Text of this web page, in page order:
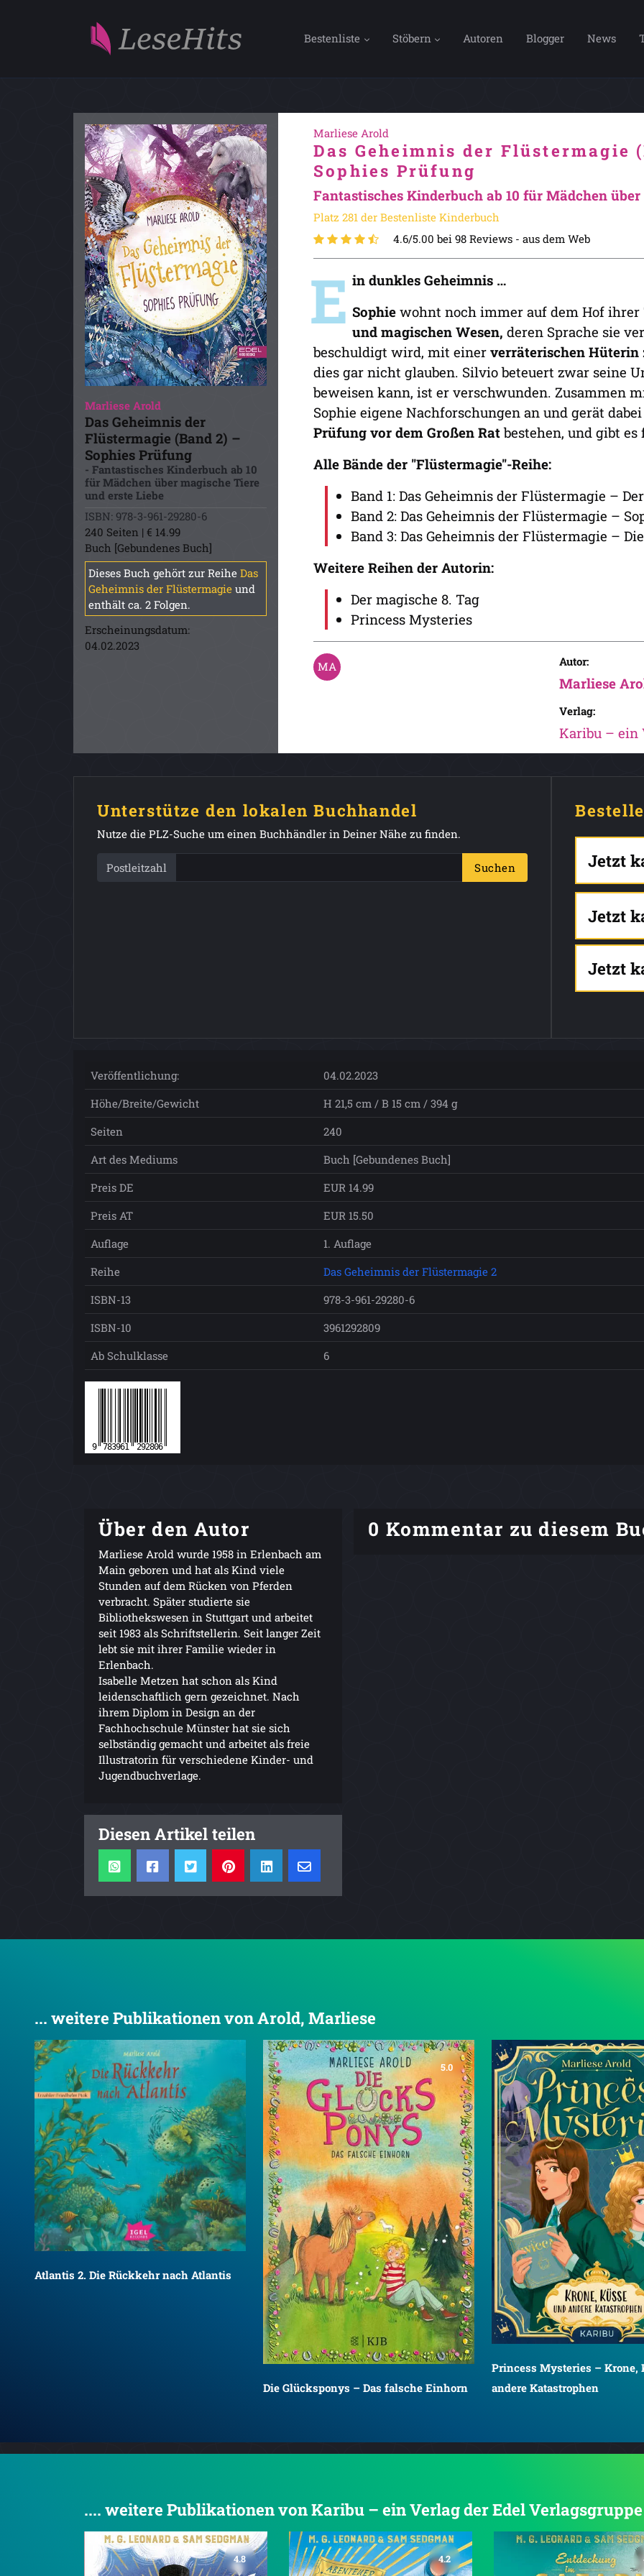
Bestenliste Stöbern Autoren Blogger News
Marliese Arold
Das Geheimnis der
Flüstermagie (Band 2) –
Sophies Prüfung
- Fantastisches Kinderbuch ab 10
für Mädchen über magische Tiere
und erste Liebe
ISBN: 978-3-961-29280-6
240 Seiten | € 14.99
Buch [Gebundenes Buch]
Dieses Buch gehört zur Reihe Das
Geheimnis der Flüstermagie und
enthält ca. 2 Folgen.
Erscheinungsdatum:
04.02.2023
Marliese Arold
Das Geheimnis der Flüstermagie
Sophies Prüfung
Fantastisches Kinderbuch ab 10 für Mädchen
Platz 281 der Bestenliste Kinderbuch
4.6/5.00 bei 98 Reviews - aus dem Web
E in dunkles Geheimnis …
Sophie wohnt noch immer auf dem Hof
und magischen Wesen, deren Sprache sie
beschuldigt wird, mit einer verräterischen Hüterin
dies gar nicht glauben. Silvio beteuert zwar seine
beweisen kann, ist er verschwunden. Zusammen
Sophie eigene Nachforschungen an und gerät
Prüfung vor dem Großen Ratbestehen, und gibt
Alle Bände der "Flüstermagie"-Reihe:
Band 1: Das Geheimnis der Flüstermagie –
Band 2: Das Geheimnis der Flüstermagie –
Band 3: Das Geheimnis der Flüstermagie –
Weitere Reihen der Autorin:
Der magische 8. Tag
Princess Mysteries
Autor:
Marliese
Verlag:
Karibu – ein
Unterstütze den lokalen Buchhandel
Nutze die PLZ-Suche um einen Buchhändler in Deiner Nähe zu finden.
Postleitzahl Suchen Jetzt
Jetzt
Jetzt
Veröffentlichung:
04.02.2023
Höhe/Breite/Gewicht
H 21,5 cm / B 15 cm / 394 g
Seiten
240
Art des Mediums
Buch [Gebundenes Buch]
Preis DE
EUR 14.99
Preis AT
EUR 15.50
Auflage
1. Auflage
Reihe
Das Geheimnis der Flüstermagie 2
ISBN-13
978-3-961-29280-6
ISBN-10
3961292809
Ab Schulklasse
6
Über den Autor
Marliese Arold wurde 1958 in Erlenbach am
Main geboren und hat als Kind viele
Stunden auf dem Rücken von Pferden
verbracht. Später studierte sie
Bibliothekswesen in Stuttgart und arbeitet
seit 1983 als Schriftstellerin. Seit langer Zeit
lebt sie mit ihrer Familie wieder in
Erlenbach.
Isabelle Metzen hat schon als Kind
leidenschaftlich gern gezeichnet. Nach
ihrem Diplom in Design an der
Fachhochschule Münster hat sie sich
selbständig gemacht und arbeitet als freie
Illustratorin für verschiedene Kinder- und
Jugendbuchverlage.
Diesen Artikel teilen
0 Kommentar zu diesem
... weitere Publikationen von Arold, Marliese
Atlantis 2. Die Rückkehr nach Atlantis
5.0
Die Glücksponys – Das falsche Einhorn
Princess Mysteries – Krone,
andere Katastrophen
.... weitere Publikationen von Karibu – ein Verlag der Edel Verlagsgruppe
4.8 4.2